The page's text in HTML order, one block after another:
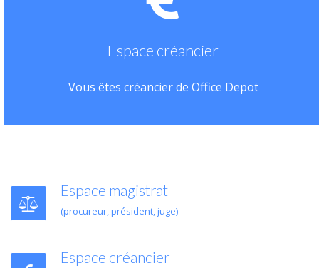
Espace créancier
Vous êtes créancier de Office Depot
Espace magistrat
(procureur, président, juge)
Espace créancier